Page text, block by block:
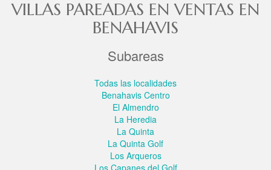
VILLAS PAREADAS EN VENTAS EN
BENAHAVIS
Subareas
Todas las localidades
Benahavis Centro
El Almendro
La Heredia
La Quinta
La Quinta Golf
Los Arqueros
Los Capanes del Golf